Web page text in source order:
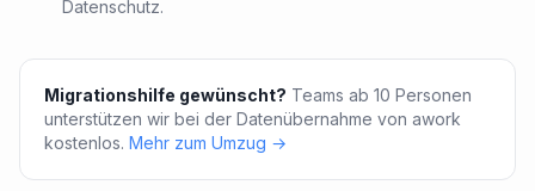
Datenschutz.
Migrationshilfe gewünscht? Teams ab 10 Personen
unterstützen wir bei der Datenübernahme von awork
kostenlos. Mehr zum Umzug →